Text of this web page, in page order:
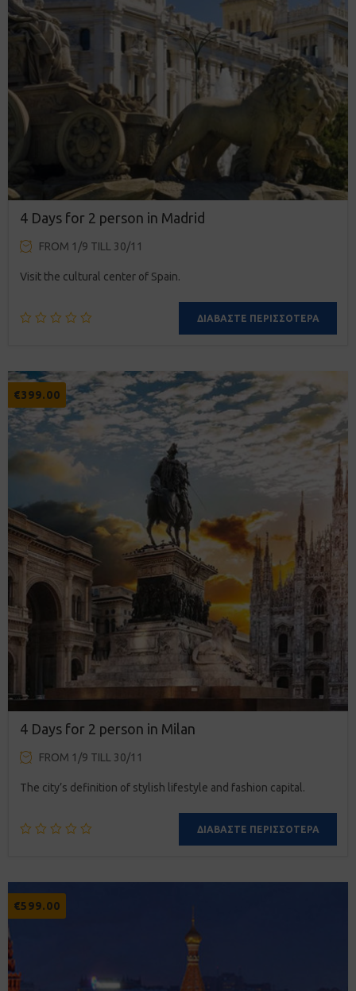
4 Days for 2 person in Madrid
FROM 1/9 TILL 30/11
Visit the cultural center of Spain.
ΔΙΑΒΆΣΤΕ ΠΕΡΙΣΣΌΤΕΡΑ
€399.00
4 Days for 2 person in Milan
FROM 1/9 TILL 30/11
The city’s definition of stylish lifestyle and fashion capital.
ΔΙΑΒΆΣΤΕ ΠΕΡΙΣΣΌΤΕΡΑ
€599.00